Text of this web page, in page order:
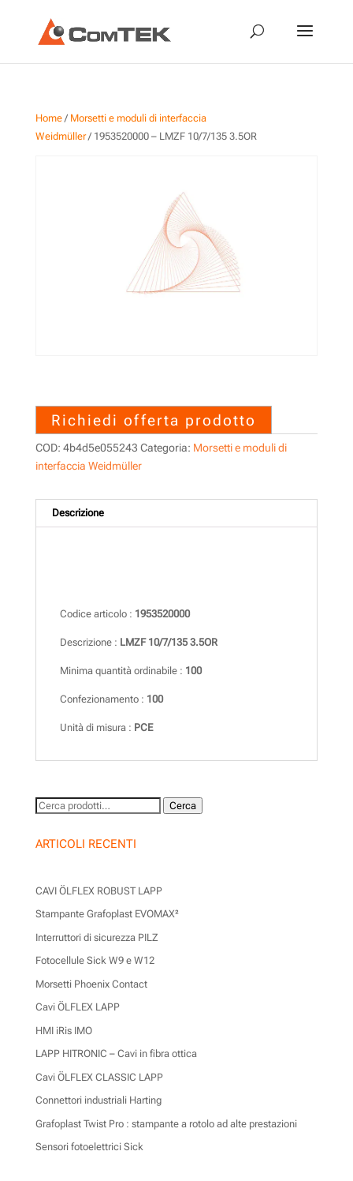
Home/ Morsetti e moduli di interfaccia
Weidmüller/ 1953520000 – LMZF 10/7/135 3.5OR
Richiedi offerta prodotto
COD: 4b4d5e055243 Categoria: Morsetti e moduli di
interfaccia Weidmüller
Descrizione
Codice articolo : 1953520000
Descrizione : LMZF 10/7/135 3.5OR
Minima quantità ordinabile : 100
Confezionamento : 100
Unità di misura : PCE
Cerca: Cerca
ARTICOLI RECENTI
CAVI ÖLFLEX ROBUST LAPP
Stampante Grafoplast EVOMAX²
Interruttori di sicurezza PILZ
Fotocellule Sick W9 e W12
Morsetti Phoenix Contact
Cavi ÖLFLEX LAPP
HMI iRis IMO
LAPP HITRONIC – Cavi in fibra ottica
Cavi ÖLFLEX CLASSIC LAPP
Connettori industriali Harting
Grafoplast Twist Pro : stampante a rotolo ad alte prestazioni
Sensori fotoelettrici Sick